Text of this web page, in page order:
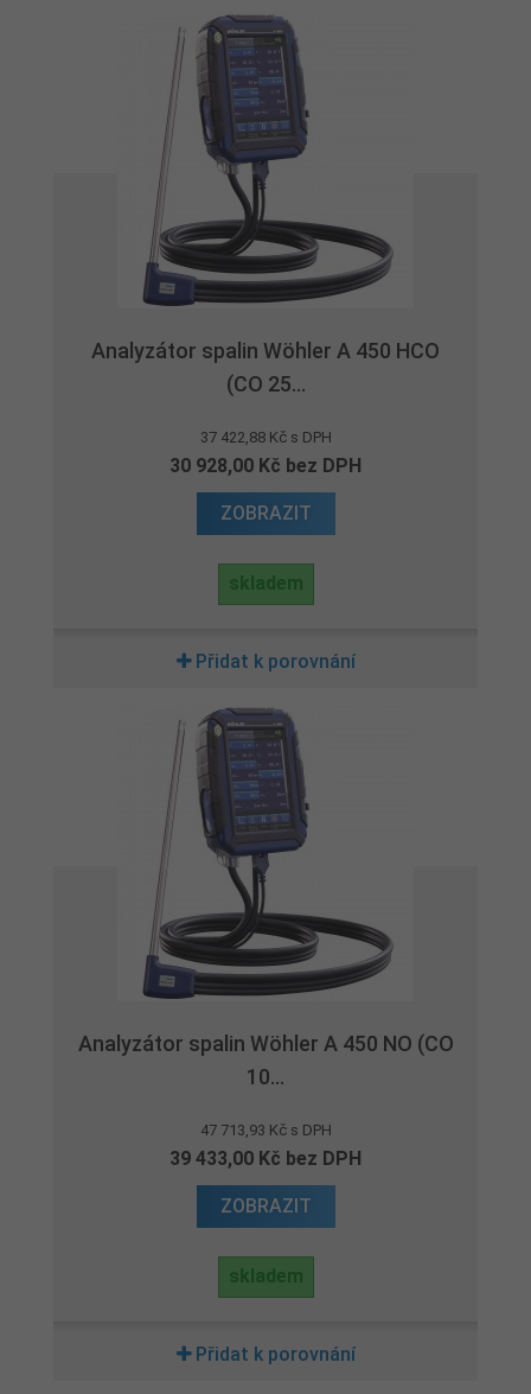
Analyzátor spalin Wöhler A 450 HCO
(CO 25...
37 422,88 Kč s DPH
30 928,00 Kč bez DPH
ZOBRAZIT
skladem
Přidat k porovnání
Analyzátor spalin Wöhler A 450 NO (CO
10...
47 713,93 Kč s DPH
39 433,00 Kč bez DPH
ZOBRAZIT
skladem
Přidat k porovnání